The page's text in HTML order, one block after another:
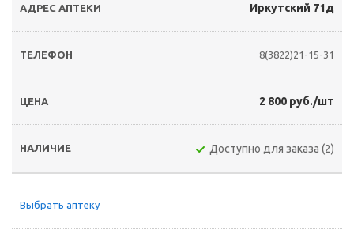
Иркутский 71д
8(3822)21-15-31
2 800 руб./шт
Доступно для заказа (2)
Выбрать аптеку